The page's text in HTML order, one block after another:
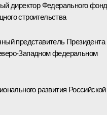
директор Федерального
строительства
представитель Президента
Западном федеральном
развития Российской